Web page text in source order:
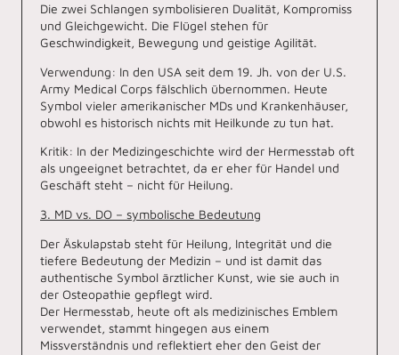
Die zwei Schlangen symbolisieren Dualität, Kompromiss
und Gleichgewicht. Die Flügel stehen für
Geschwindigkeit, Bewegung und geistige Agilität.
Verwendung: In den USA seit dem 19. Jh. von der U.S.
Army Medical Corps fälschlich übernommen. Heute
Symbol vieler amerikanischer MDs und Krankenhäuser,
obwohl es historisch nichts mit Heilkunde zu tun hat.
Kritik: In der Medizingeschichte wird der Hermesstab oft
als ungeeignet betrachtet, da er eher für Handel und
Geschäft steht – nicht für Heilung.
3. MD vs. DO – symbolische Bedeutung
Der Äskulapstab steht für Heilung, Integrität und die
tiefere Bedeutung der Medizin – und ist damit das
authentische Symbol ärztlicher Kunst, wie sie auch in
der Osteopathie gepflegt wird.
Der Hermesstab, heute oft als medizinisches Emblem
verwendet, stammt hingegen aus einem
Missverständnis und reflektiert eher den Geist der